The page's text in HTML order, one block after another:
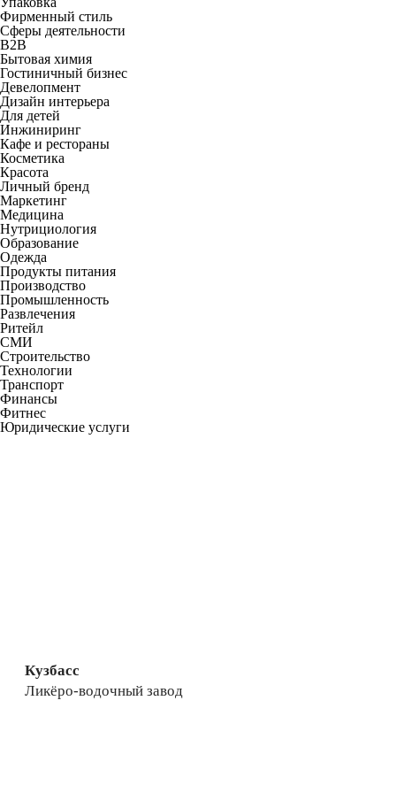
Фирменный стиль
Сферы деятельности
B2B
Бытовая химия
Гостиничный бизнес
Девелопмент
Дизайн интерьера
Для детей
Инжиниринг
Кафе и рестораны
Косметика
Красота
Личный бренд
Маркетинг
Медицина
Нутрициология
Образование
Одежда
Продукты питания
Производство
Промышленность
Развлечения
Ритейл
СМИ
Строительство
Технологии
Транспорт
Финансы
Фитнес
Юридические услуги
Кузбасс
Ликёро-водочный завод